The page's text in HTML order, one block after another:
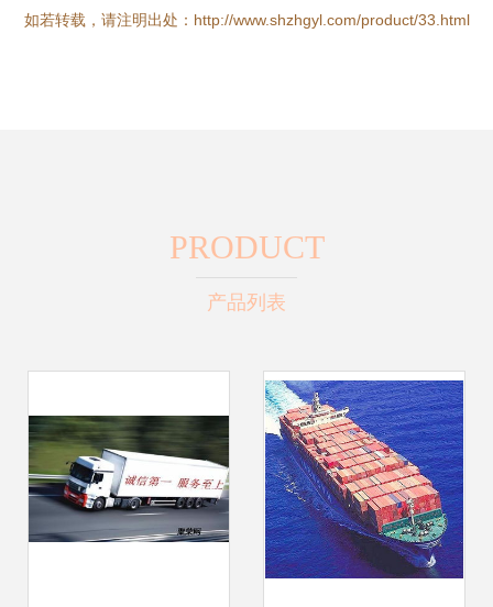
如若转载，请注明出处：http://www.shzhgyl.com/product/33.html
PRODUCT
产品列表